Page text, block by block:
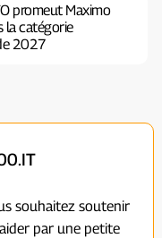
promeut Maximo
la catégorie
2027
souhaitez soutenir
par une petite